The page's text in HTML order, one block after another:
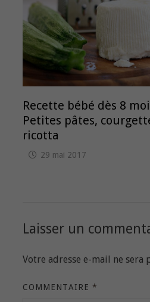
Recette bébé dès 8
Petites pâtes,
ricotta
29 mai 2017
Laisser un
Votre adresse e-mail ne sera
COMMENTAIRE *